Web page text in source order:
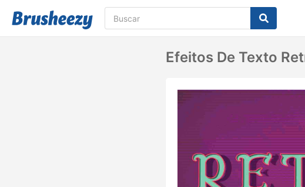
Efeitos De Texto